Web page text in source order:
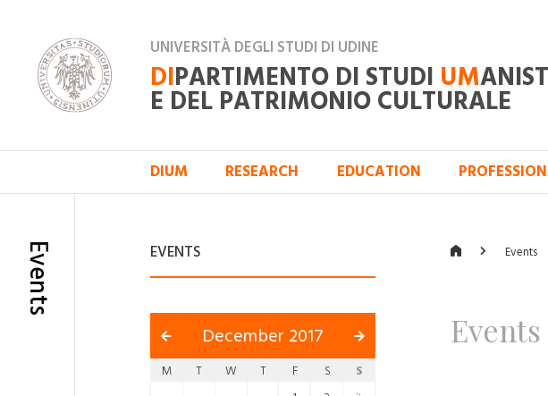
UNIVERSITÀ DEGLI STUDI DI UDINE
DIPARTIMENTO DI STUDI UM
E DEL PATRIMONIO CULTURALE
DIUM RESEARCH EDUCATION
Events EVENTS
December 2017
M T W T F S
S
Events
Events